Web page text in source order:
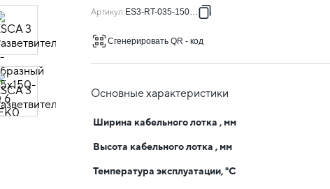
Артикул: ES3-RT-035-150-06
Сгенерировать QR - код
Основные характеристики
Ширина кабельного лотка , мм
Высота кабельного лотка , мм
Температура эксплуатации, °C